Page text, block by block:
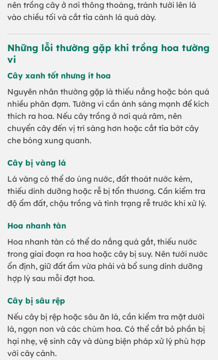
nên trồng cây ở nơi thông thoáng, tránh tưới lên lá
vào chiều tối và cắt tỉa cành lá quá dày.
Những lỗi thường gặp khi trồng hoa tường
vi
Cây xanh tốt nhưng ít hoa
Nguyên nhân thường gặp là thiếu nắng hoặc bón quá
nhiều phân đạm. Tường vi cần ánh sáng mạnh để kích
thích ra hoa. Nếu cây trồng ở nơi quá râm, nên
chuyển cây đến vị trí sáng hơn hoặc cắt tỉa bớt cây
che bóng xung quanh.
Cây bị vàng lá
Lá vàng có thể do úng nước, đất thoát nước kém,
thiếu dinh dưỡng hoặc rễ bị tổn thương. Cần kiểm tra
độ ẩm đất, chậu trồng và tình trạng rễ trước khi xử lý.
Hoa nhanh tàn
Hoa nhanh tàn có thể do nắng quá gắt, thiếu nước
trong giai đoạn ra hoa hoặc cây bị suy. Nên tưới nước
ổn định, giữ đất ẩm vừa phải và bổ sung dinh dưỡng
hợp lý sau mỗi đợt hoa.
Cây bị sâu rệp
Nếu cây bị rệp hoặc sâu ăn lá, cần kiểm tra mặt dưới
lá, ngọn non và các chùm hoa. Có thể cắt bỏ phần bị
hại nhẹ, vệ sinh cây và dùng biện pháp xử lý phù hợp
với cây cảnh.